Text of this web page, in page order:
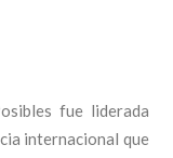
fue liderada
internacional que